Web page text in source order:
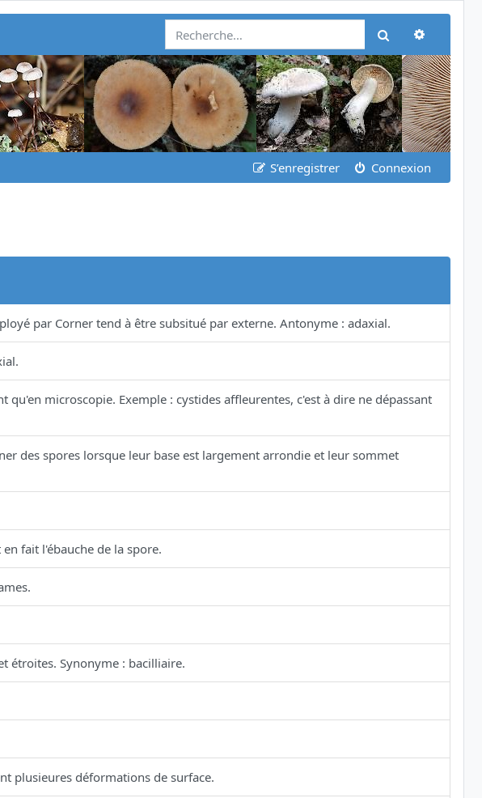
Rechercher
S’enregistrer Connexion
par Corner tend à être subsitué par externe. Antonyme : adaxial.
microscopie. Exemple : cystides affleurentes, c'est à dire ne dépassant
des spores lorsque leur base est largement arrondie et leur sommet
fait l'ébauche de la spore.
étroites. Synonyme : bacilliaire.
plusieures déformations de surface.